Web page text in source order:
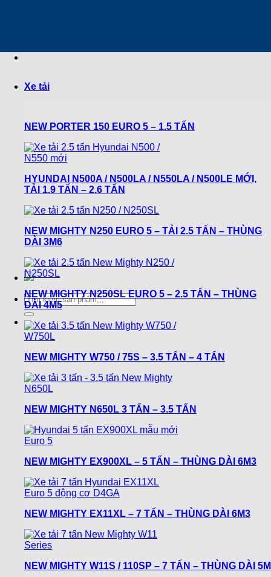
Tìm
kiếm:
Xe tải
NEW PORTER 150 EURO 5 – 1.5 TẤN
HYUNDAI N500A / N500LA / N550LA / N500LE MỚI,
TẢI 1.9 TẤN – 2.6 TẤN
NEW MIGHTY N250 EURO 5 – TẢI 2.5 TẤN – THÙNG
DÀI 3M6
NEW MIGHTY N250SL EURO 5 – 2.5 TẤN – THÙNG
DÀI 4M5
NEW MIGHTY W750 / 75S – 3.5 TẤN – 4 TẤN
NEW MIGHTY N650L 3 TẤN – 3.5 TẤN
NEW MIGHTY EX900XL – 5 TẤN – THÙNG DÀI 6M3
NEW MIGHTY EX11XL – 7 TẤN – THÙNG DÀI 6M3
NEW MIGHTY W11S / 110SP – 7 TẤN – THÙNG DÀI 5M